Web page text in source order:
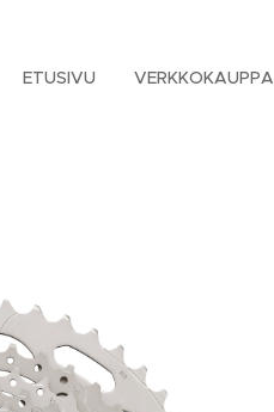
ETUSIVU VERKKOKAUPPA